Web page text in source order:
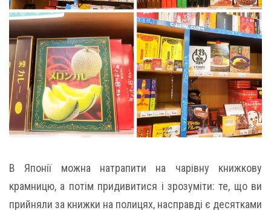
В Японії можна натрапити на чарівну книжкову
крамницю, а потім придивитися і зрозуміти: те, що ви
прийняли за книжки на полицях, насправді є десятками